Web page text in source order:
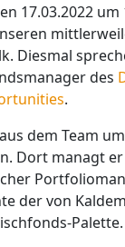
17.03.2022 um
Diesmal
des
.
dem Team
Dort managt er
der von
Palette.